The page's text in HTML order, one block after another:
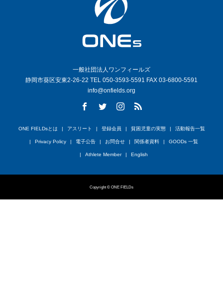
一般社団法人ワンフィールズ
静岡市葵区安東2-26-22 TEL 050-3593-5591 FAX 03-6800-5591
info@onfields.org
ONE FIELDsとは アスリート 登録会員 貧困児童の実態 活動報告一覧
Privacy Policy 電子公告 お問合せ 関係者資料 GOODs 一覧
Athlete Member English
Copyright © ONE FIELDs